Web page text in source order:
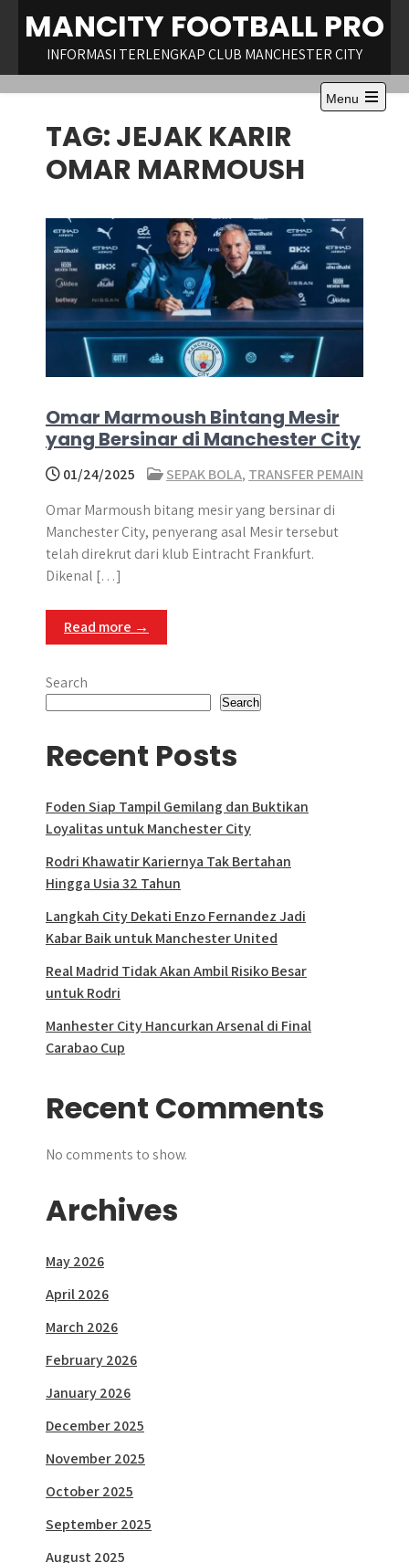
content
MANCITY FOOTBALL PRO
INFORMASI TERLENGKAP CLUB MANCHESTER CITY
Menu
Open
TAG:JEJAK KARIR
OMAR MARMOUSH
Omar Marmoush Bintang Mesir
yang Bersinar di Manchester City
01/24/2025 SEPAK BOLA, TRANSFER PEMAIN
Omar Marmoush bitang mesir yang bersinar di
Manchester City, penyerang asal Mesir tersebut
telah direkrut dari klub Eintracht Frankfurt.
Dikenal […]
Read more →
Search
Search
Recent Posts
Foden Siap Tampil Gemilang dan Buktikan
Loyalitas untuk Manchester City
Rodri Khawatir Kariernya Tak Bertahan
Hingga Usia 32 Tahun
Langkah City Dekati Enzo Fernandez Jadi
Kabar Baik untuk Manchester United
Real Madrid Tidak Akan Ambil Risiko Besar
untuk Rodri
Manhester City Hancurkan Arsenal di Final
Carabao Cup
Recent Comments
No comments to show.
Archives
May 2026
April 2026
March 2026
February 2026
January 2026
December 2025
November 2025
October 2025
September 2025
August 2025